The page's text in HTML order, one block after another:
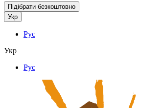
Підібрати безкоштовно
Укр
Рус
Укр
Рус